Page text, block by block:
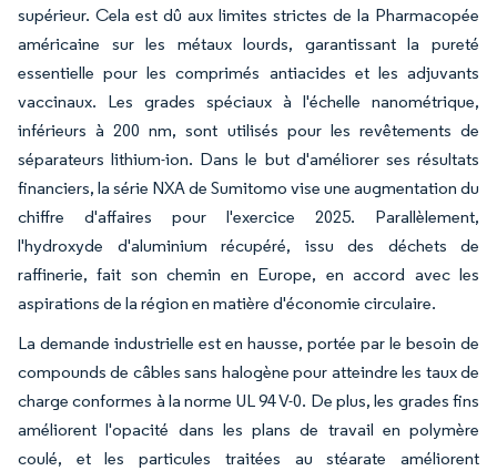
supérieur. Cela est dû aux limites strictes de la Pharmacopée
américaine sur les métaux lourds, garantissant la pureté
essentielle pour les comprimés antiacides et les adjuvants
vaccinaux. Les grades spéciaux à l'échelle nanométrique,
inférieurs à 200 nm, sont utilisés pour les revêtements de
séparateurs lithium-ion. Dans le but d'améliorer ses résultats
financiers, la série NXA de Sumitomo vise une augmentation du
chiffre d'affaires pour l'exercice 2025. Parallèlement,
l'hydroxyde d'aluminium récupéré, issu des déchets de
raffinerie, fait son chemin en Europe, en accord avec les
aspirations de la région en matière d'économie circulaire.
La demande industrielle est en hausse, portée par le besoin de
compounds de câbles sans halogène pour atteindre les taux de
charge conformes à la norme UL 94 V-0. De plus, les grades fins
améliorent l'opacité dans les plans de travail en polymère
coulé, et les particules traitées au stéarate améliorent